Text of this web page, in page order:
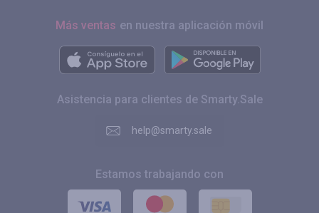
Más ventas en nuestra aplicación móvil
Asistencia para clientes de Smarty.Sale
help@smarty.sale
Estamos trabajando con